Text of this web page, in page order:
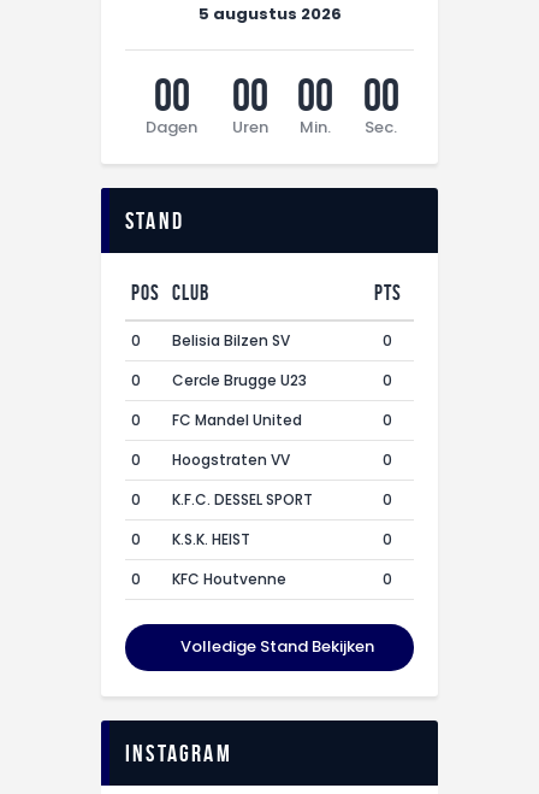
5 augustus 2026
00
Dagen
00
Uren
00
Min.
00
Sec.
Stand
Pos Club Pts
0 Belisia Bilzen SV
0
0
Cercle Brugge U23
0
0
FC Mandel United
0
0
Hoogstraten VV
0
0
K.F.C. DESSEL SPORT
0
0
K.S.K. HEIST
0
0
KFC Houtvenne 0
Volledige Stand Bekijken
instagram